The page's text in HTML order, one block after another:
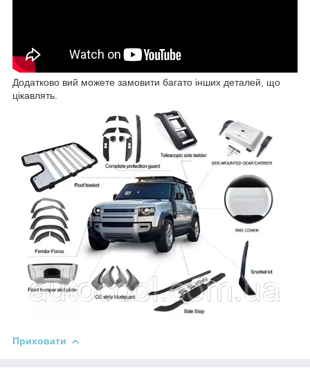
Додатково вий можете замовити багато інших деталей, що
цікавлять.
Приховати